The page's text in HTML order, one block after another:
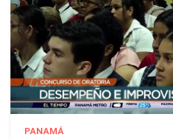
PANAMÁ